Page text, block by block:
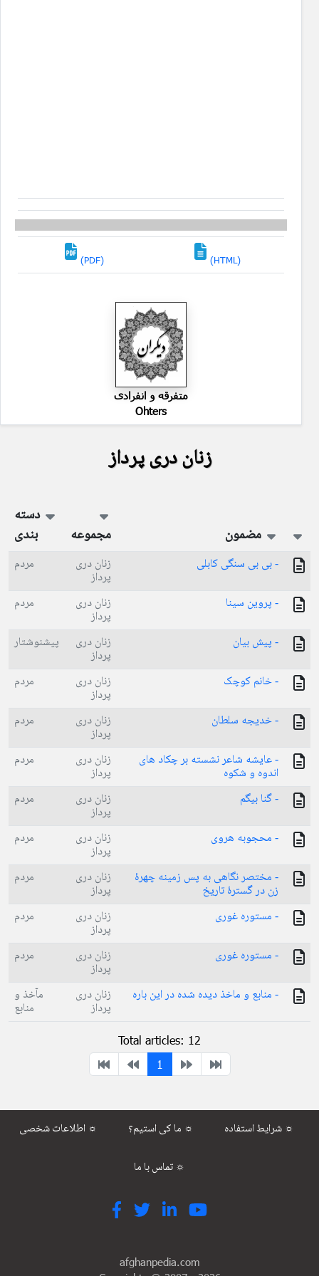
(PDF) (HTML)
متفرقه و انفرادی
Ohters
زنان دری پرداز
مضمون مجموعه
دسته
بندی
- بی بی سنگی کابلی زنان دری
پرداز
مردم
- پروین سینا زنان دری
پرداز
مردم
- پیش بیان زنان دری
پرداز
پیشنوشتار
- خانم کوچک زنان دری
پرداز
مردم
- خدیجه سلطان زنان دری
پرداز
مردم
- عایشه شاعر نشسته بر چکاد های
اندوه و شکوه
زنان دری
پرداز
مردم
- گنا بیگم زنان دری
پرداز
مردم
- محجوبه هروی زنان دری
پرداز
مردم
- مختصر نگاهی به پس زمینه چهرهٔ
زن در گسترهٔ تاریخ
زنان دری
پرداز
مردم
- مستوره غوری زنان دری
پرداز
مردم
- مستوره غوری زنان دری
پرداز
مردم
- منابع و ماخذ دیده شده در این باره زنان دری
پرداز
مآخذ و
منابع
Total articles: 12
1
اطلاعات شخصی ☼ ما کی استیم؟ ☼ شرایط استفاده ☼
تماس با ما ☼
afghanpedia.com